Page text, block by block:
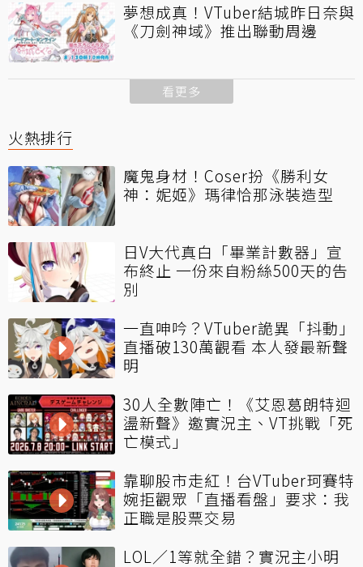
夢想成真！VTuber結城昨日奈與
《刀劍神域》推出聯動周邊
看更多
火熱排行
魔鬼身材！Coser扮《勝利女
神：妮姬》瑪律恰那泳裝造型
日V大代真白「畢業計數器」宣
布終止 一份來自粉絲500天的告
別
一直呻吟？VTuber詭異「抖動」
直播破130萬觀看 本人發最新聲
明
30人全數陣亡！《艾恩葛朗特迴
盪新聲》邀實況主、VT挑戰「死
亡模式」
靠聊股市走紅！台VTuber珂賽特
婉拒觀眾「直播看盤」要求：我
正職是股票交易
LOL／1等就全錯？實況主小明